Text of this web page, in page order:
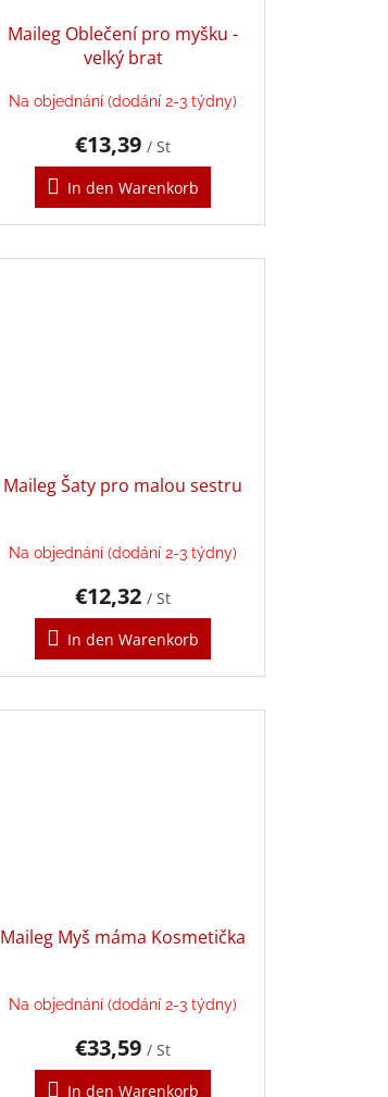
Maileg Oblečení pro myšku -
velký brat
Na objednání (dodání 2-3 týdny)
€13,39/ St
In den Warenkorb
Maileg Šaty pro malou sestru
Na objednání (dodání 2-3 týdny)
€12,32/ St
In den Warenkorb
Maileg Myš máma Kosmetička
Na objednání (dodání 2-3 týdny)
€33,59/ St
In den Warenkorb